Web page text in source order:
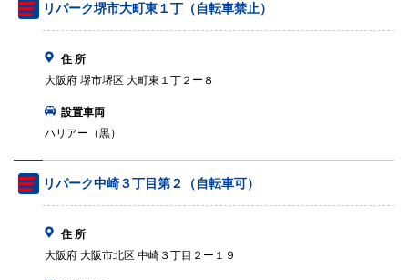
リパーク堺市大町東１丁（自転車禁止）
住 所
大阪府 堺市堺区 大町東１丁２ー８
設置車両
ハリアー（黒）
リパーク中崎３丁目第２（自転車可）
住 所
大阪府 大阪市北区 中崎３丁目２ー１９